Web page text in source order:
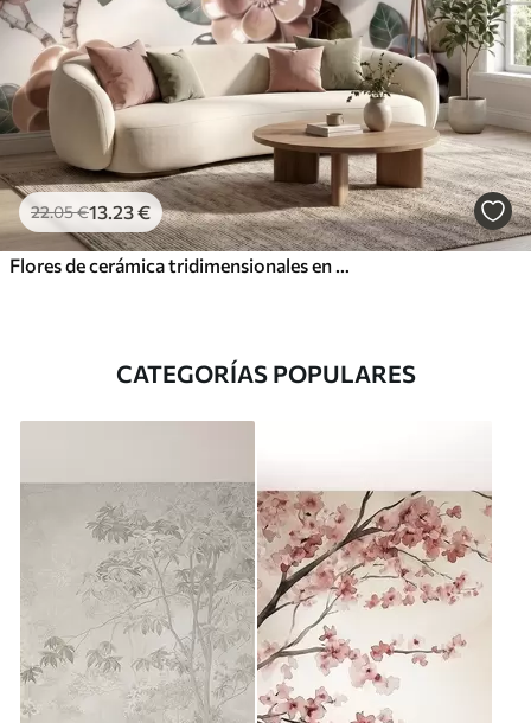
22.05€13 .23€
CATEGORÍAS POPULARES